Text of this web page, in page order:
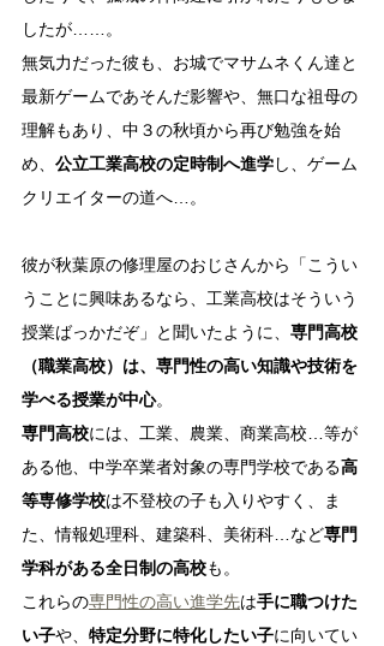
したが……。
無気力だった彼も、お城でマサムネくん達と
最新ゲームであそんだ影響や、無口な祖母の
理解もあり、中３の秋頃から再び勉強を始
め、 公立工業高校の定時制へ進学し、ゲーム
クリエイターの道へ…。
彼が秋葉原の修理屋のおじさんから「こうい
うことに興味あるなら、工業高校はそういう
授業ばっかだぞ」と聞いたように、 専門高校
（職業高校）は、専門性の高い知識や技術を
学べる授業が中心。
専門高校には、工業、農業、商業高校…等が
ある他、中学卒業者対象の専門学校である高
等専修学校は不登校の子も入りやすく、ま
た、情報処理科、建築科、美術科…など専門
学科がある全日制の高校も。
これらの専門性の高い進学先は手に職つけた
い子や、 特定分野に特化したい子に向いてい